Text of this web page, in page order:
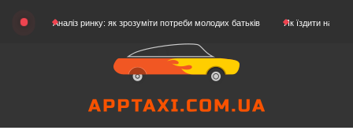
Аналіз ринку: як зрозуміти потреби молодих батьків Як їздити на картингу